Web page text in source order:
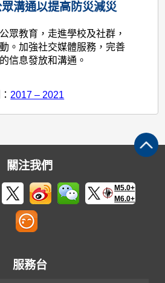
溝通以提高防災減災
眾教育，走進學校及社群，
。加強社交媒體服務，完善
信息發放和溝通。
2017 – 2021
關注我們
M5.0+
M6.0+
服務台